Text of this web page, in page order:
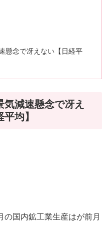
懸念で冴えない【日経平
気減速懸念で冴え
均】
国内鉱工業生産はが前月